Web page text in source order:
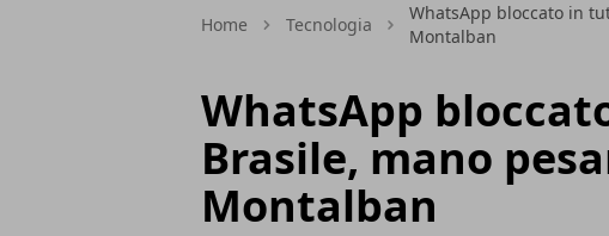
Home Tecnologia
WhatsApp bloccato in
Montalban
WhatsApp
Brasile, mano
Montalban